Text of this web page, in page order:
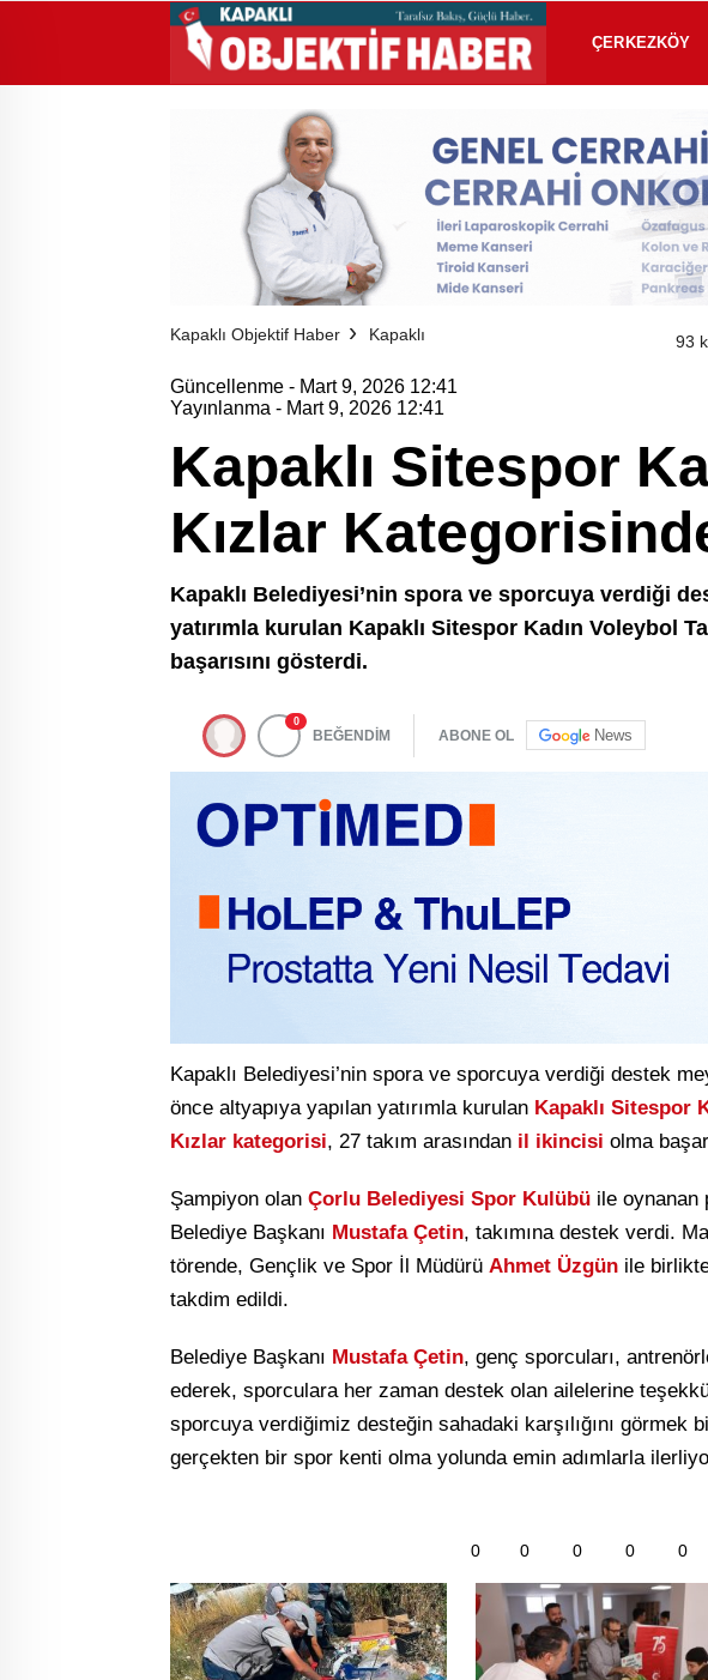
ÇERKEZKÖY
Kapaklı Objektif Haber Kapaklı 93
Güncellenme - Mart 9, 2026 12:41
Yayınlanma - Mart 9, 2026 12:41
Kapaklı Sitespor
Kızlar
Kapaklı Belediyesi’nin spora ve sporcuya verdiği
yatırımla kurulan Kapaklı Sitespor Kadın Voleybol
başarısını gösterdi.
0
BEĞENDİM ABONE OL News
Kapaklı Belediyesi’nin spora ve sporcuya verdiği destek
önce altyapıya yapılan yatırımla kurulan Kapaklı Sitespor
Kızlar kategorisi, 27 takım arasından il ikincisi olma
Şampiyon olan Çorlu Belediyesi Spor Kulübü ile oynanan
Belediye Başkanı Mustafa Çetin, takımına destek verdi.
törende, Gençlik ve Spor İl Müdürü Ahmet Üzgün ile
takdim edildi.
Belediye Başkanı Mustafa Çetin, genç sporcuları,
ederek, sporculara her zaman destek olan ailelerine
sporcuya verdiğimiz desteğin sahadaki karşılığını görmek
gerçekten bir spor kenti olma yolunda emin adımlarla
0 0 0 0 0